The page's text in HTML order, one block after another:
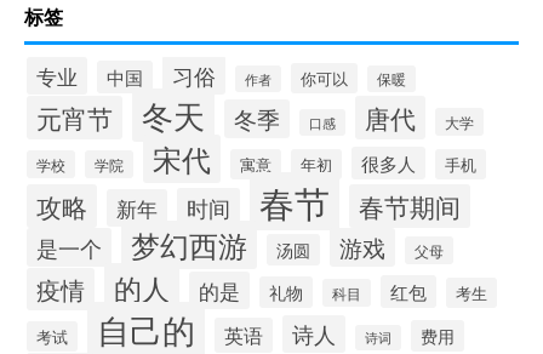
标签
专业 中国 习俗 作者 你可以 保暖
元宵节 冬天 冬季 口感 唐代 大学
学校 学院 宋代 寓意 年初 很多人 手机
攻略 新年 时间 春节 春节期间
是一个 梦幻西游 汤圆 游戏 父母
疫情 的人 的是 礼物 科目 红包
考生
考试
自己的 英语 诗人 诗词 费用